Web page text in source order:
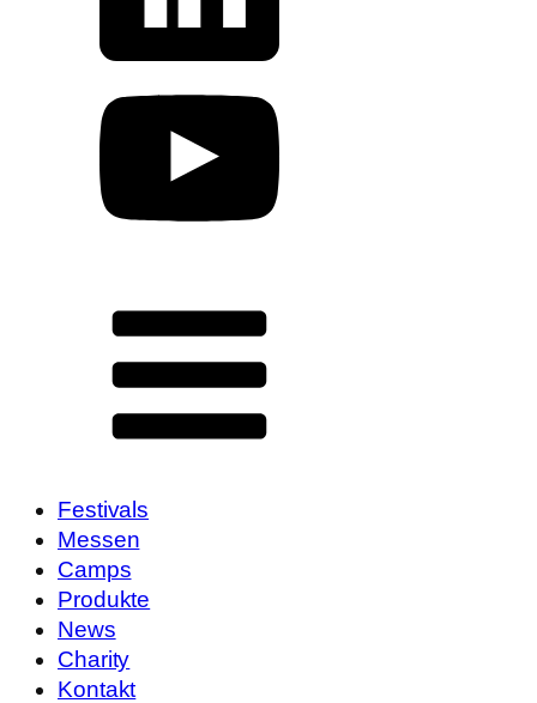
Festivals
Messen
Camps
Produkte
News
Charity
Kontakt